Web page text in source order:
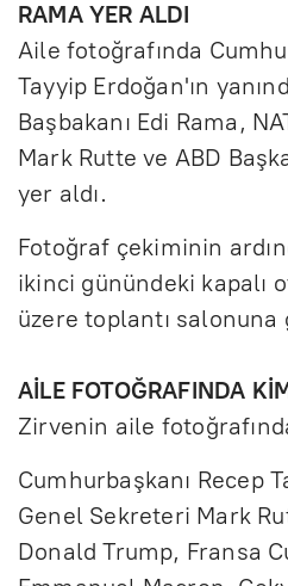
RAMA YER ALDI
Aile fotoğrafında
Tayyip Erdoğan'ın
Başbakanı Edi Rama,
Mark Rutte ve ABD
yer aldı.
Fotoğraf çekiminin
ikinci günündeki kapalı
üzere toplantı salonuna
AİLE FOTOĞRAFINDA
Zirvenin aile
Cumhurbaşkanı Recep
Genel Sekreteri Mark
Donald Trump, Fransa